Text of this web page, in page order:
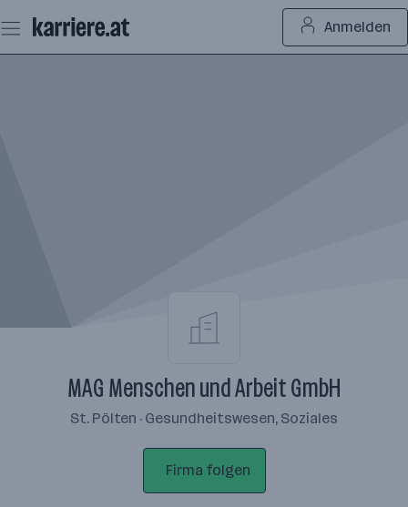
Seiteninhalt
springen
Anmelden
MAG Menschen und Arbeit GmbH
St. Pölten · Gesundheitswesen, Soziales
Firma folgen